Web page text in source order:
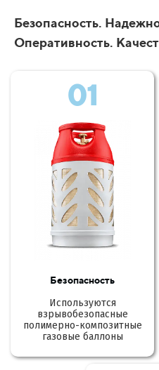
Безопасность.
Оперативность.
01
Безопасность
Используются
взрывобезопасные
полимерно-композитные
газовые баллоны